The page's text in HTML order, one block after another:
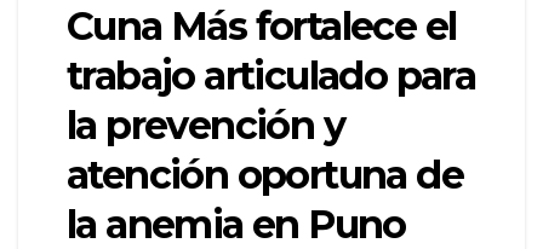
Cuna Más fortalece el
trabajo articulado para
la prevención y
atención oportuna de
la anemia en Puno